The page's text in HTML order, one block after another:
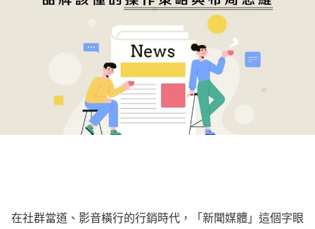
在社群當道、影音橫行的行銷時代，「新聞媒體」這個字眼